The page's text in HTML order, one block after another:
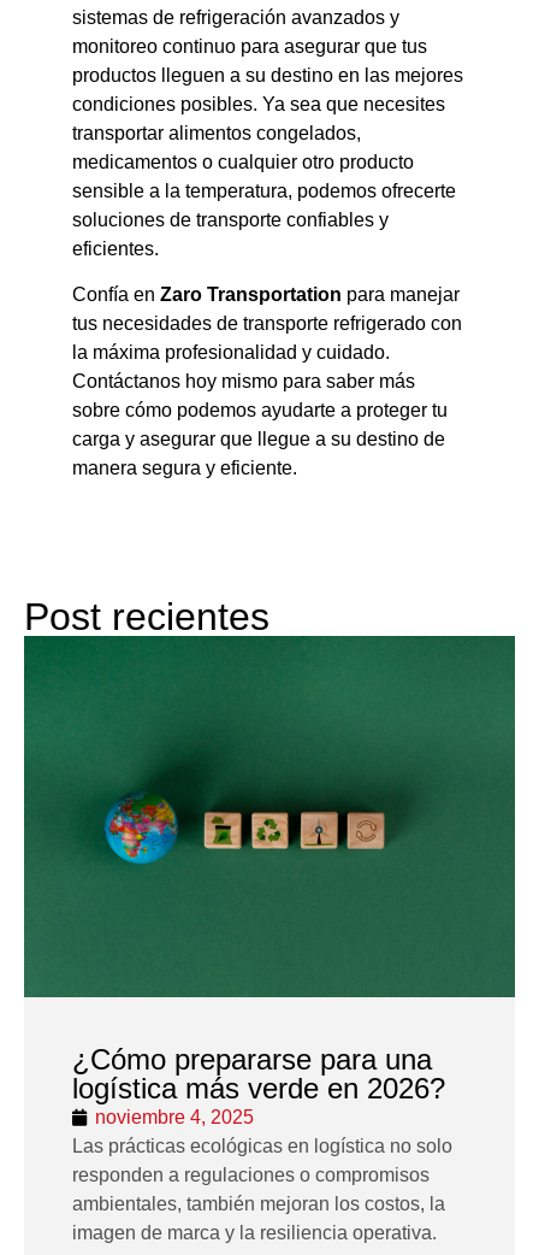
sistemas de refrigeración avanzados y
monitoreo continuo para asegurar que tus
productos lleguen a su destino en las mejores
condiciones posibles. Ya sea que necesites
transportar alimentos congelados,
medicamentos o cualquier otro producto
sensible a la temperatura, podemos ofrecerte
soluciones de transporte confiables y
eficientes.
Confía en Zaro Transportation para manejar
tus necesidades de transporte refrigerado con
la máxima profesionalidad y cuidado.
Contáctanos hoy mismo para saber más
sobre cómo podemos ayudarte a proteger tu
carga y asegurar que llegue a su destino de
manera segura y eficiente.
Post recientes
¿Cómo prepararse para una
logística más verde en 2026?
noviembre 4, 2025
Las prácticas ecológicas en logística no solo
responden a regulaciones o compromisos
ambientales, también mejoran los costos, la
imagen de marca y la resiliencia operativa.